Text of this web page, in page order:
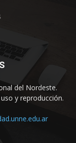
del Nordeste.
y reproducción.